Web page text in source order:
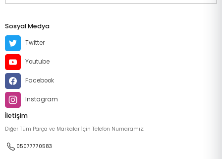
Sosyal Medya
Twitter
Youtube
Facebook
Instagram
İletişim
Diğer Tüm Parça ve Markalar İçin Telefon Numaramız:
05077770583